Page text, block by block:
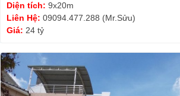
Diện tích: 9x20m
Liên Hệ: 09094.477.288 (Mr.Sửu)
Giá: 24 tỷ